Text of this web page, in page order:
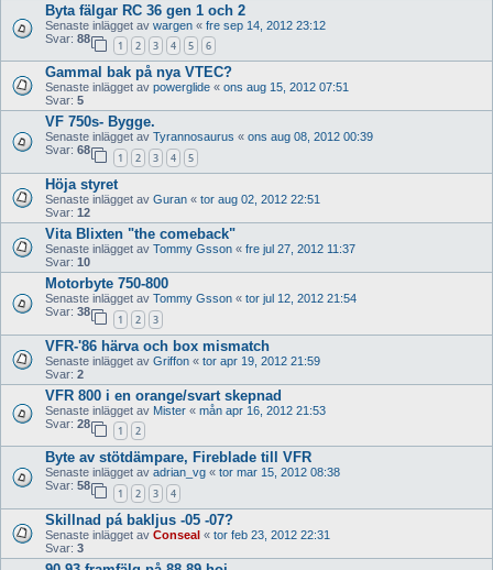
Byta fälgar RC 36 gen 1 och 2
Senaste inlägget av wargen « fre sep 14, 2012 23:12
Svar: 88
1 2 3 4 5 6
Gammal bak på nya VTEC?
Senaste inlägget av powerglide « ons aug 15, 2012 07:51
Svar: 5
VF 750s- Bygge.
Senaste inlägget av Tyrannosaurus « ons aug 08, 2012 00:39
Svar: 68
1 2 3 4 5
Höja styret
Senaste inlägget av Guran « tor aug 02, 2012 22:51
Svar: 12
Vita Blixten "the comeback"
Senaste inlägget av Tommy Gsson « fre jul 27, 2012 11:37
Svar: 10
Motorbyte 750-800
Senaste inlägget av Tommy Gsson « tor jul 12, 2012 21:54
Svar: 38
1 2 3
VFR-'86 härva och box mismatch
Senaste inlägget av Griffon « tor apr 19, 2012 21:59
Svar: 2
VFR 800 i en orange/svart skepnad
Senaste inlägget av Mister « mån apr 16, 2012 21:53
Svar: 28
1 2
Byte av stötdämpare, Fireblade till VFR
Senaste inlägget av adrian_vg « tor mar 15, 2012 08:38
Svar: 58
1 2 3 4
Skillnad pá bakljus -05 -07?
Senaste inlägget av Conseal « tor feb 23, 2012 22:31
Svar: 3